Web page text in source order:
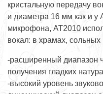
кристальную передачу
и диаметра 16 мм как и у
микрофона, АТ2010
вокал: в храмах, сольных
-расширенный диапазон
получения гладких
-высокий уровень